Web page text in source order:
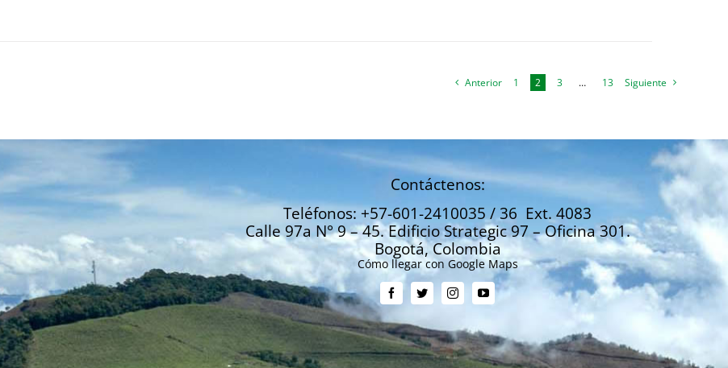
Anterior 1 2 3 … 13 Siguiente
Contáctenos:
Teléfonos: +57-601-2410035 / 36 Ext. 4083
Calle 97a N° 9 – 45. Edificio Strategic 97 – Oficina 301.
Bogotá, Colombia
Cómo llegar con Google Maps